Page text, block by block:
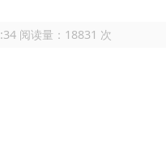
阅读量： 18831 次